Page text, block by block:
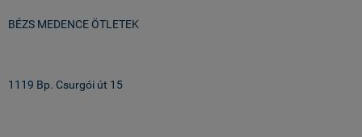
BÉZS MEDENCE ÖTLETEK
1119 Bp. Csurgói út 15